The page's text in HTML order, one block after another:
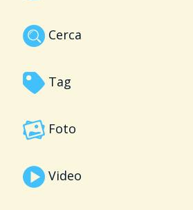
Cerca
Tag
Foto
Video